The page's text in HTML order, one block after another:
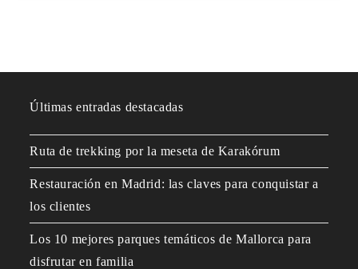
Últimas entradas destacadas
Ruta de trekking por la meseta de Karakórum
Restauración en Madrid: las claves para conquistar a
los clientes
Los 10 mejores parques temáticos de Mallorca para
disfrutar en familia